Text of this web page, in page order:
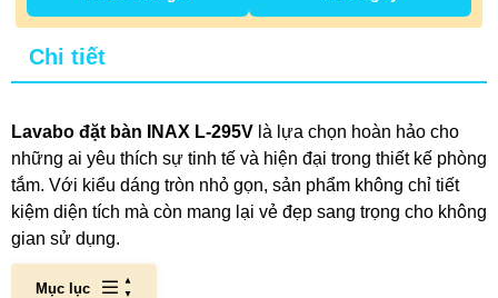
Chi tiết
Lavabo đặt bàn INAX L-295V là lựa chọn hoàn hảo cho
những ai yêu thích sự tinh tế và hiện đại trong thiết kế phòng
tắm. Với kiểu dáng tròn nhỏ gọn, sản phẩm không chỉ tiết
kiệm diện tích mà còn mang lại vẻ đẹp sang trọng cho không
gian sử dụng.
Mục lục